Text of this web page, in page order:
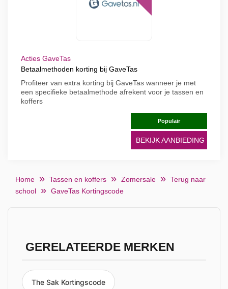
Acties GaveTas
Betaalmethoden korting bij GaveTas
Profiteer van extra korting bij GaveTas wanneer je met
een specifieke betaalmethode afrekent voor je tassen en
koffers
Populair
BEKIJK AANBIEDING
Home Tassen en koffers Zomersale
Terug naar
school
GaveTas Kortingscode
GERELATEERDE MERKEN
The Sak Kortingscode